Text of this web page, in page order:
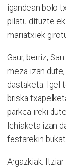
igandean bolo
pilatu dituzte
mariatxiek
Gaur, berriz,
meza izan
dastaketa. Igel
briska
parkea ireki
lehiaketa izan
festarekin
Argazkiak: